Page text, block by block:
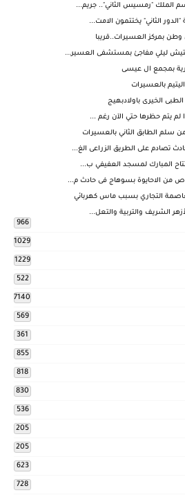
الملك "رمسيس الثاني".. جريم...
الثاني" يختتمون الامت...
بمركز العسيرات..قريبا
ليلي مفاجئ بمستشفى العسير...
بمجمع ال عيسى
بالعسيرات
الخيرى باولادبهيج
لم يتم حظرها حتي الآن رغم ...
الطابق الثاني بالعسيرات
المبارك لمسجد العفيفي ب...
التجاري بسبب ماس كهربائي
الشريف والتربية والتعل...
966
1029
1229
522
7140
569
361
855
818
830
536
205
205
623
728